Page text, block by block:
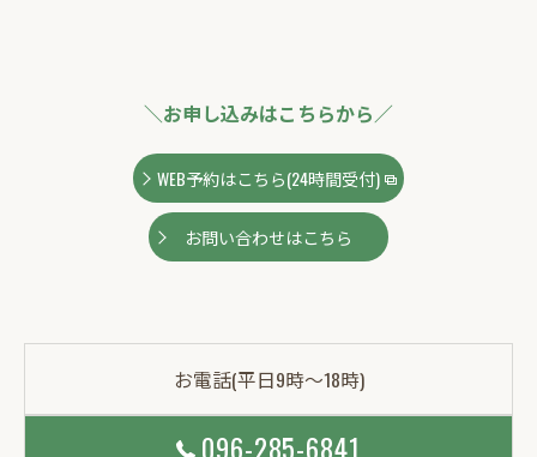
＼お申し込みはこちらから／
WEB予約はこちら(24時間受付)
お問い合わせはこちら
お電話(平日9時～18時)